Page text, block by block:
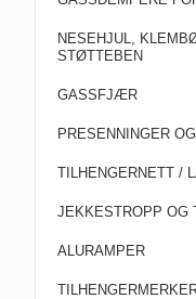
NESEHJUL,
STØTTEBEN
GASSFJÆR
PRESENNINGER
TILHENGERNETT /
JEKKESTROPP OG
ALURAMPER